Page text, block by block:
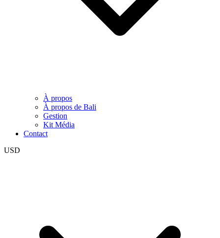
À propos
À propos de Bali
Gestion
Kit Média
Contact
USD